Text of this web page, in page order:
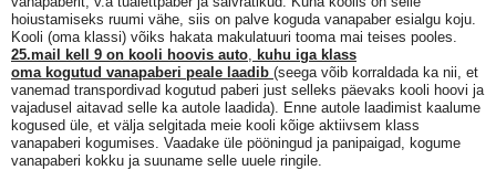
hoiustamiseks ruumi vähe, siis on palve koguda vanapaber esialgu koju.
Kooli (oma klassi) võiks hakata makulatuuri tooma mai teises pooles.
25.mail kell 9 on kooli hoovis auto
kuhu iga klass
oma kogutud vanapaberi peale laadib (seega võib korraldada ka nii, et
vanemad transpordivad kogutud paberi just selleks päevaks kooli hoovi ja
vajadusel aitavad selle ka autole laadida). Enne autole laadimist kaalume
kogused üle, et välja selgitada meie kooli kõige aktiivsem klass
vanapaberi kogumises. Vaadake üle pööningud ja panipaigad, kogume
vanapaberi kokku ja suuname selle uuele ringile.